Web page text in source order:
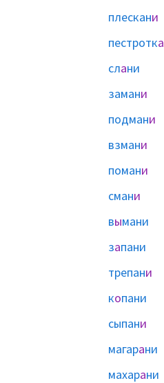
плескани
пестротка
слани
замани
подмани
взмани
помани
смани
вымани
запани
трепани
копани
сыпани
магарани
махарани